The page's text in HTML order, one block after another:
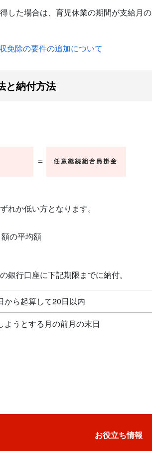
した場合は、育児休業の期間が支給月
免除の要件の追加について
と納付方法
れか低い方となります。
の平均額
銀行口座に下記期限までに納付。
から起算して20日以内
ようとする月の前月の末日
お役立ち情報